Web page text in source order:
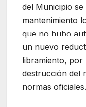
del Municipio se
mantenimiento
que no hubo
un nuevo
libramiento, por
destrucción del
normas oficiales.